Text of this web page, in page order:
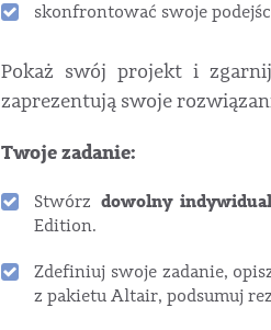
skonfrontować swoje
Pokaż swój projekt i
zaprezentują swoje
Twoje zadanie:
Stwórz dowolny
Edition.
Zdefiniuj swoje zadanie,
z pakietu Altair, podsumuj